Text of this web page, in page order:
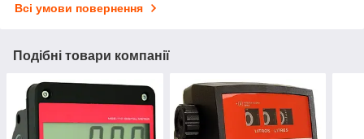
Всі умови повернення
Подібні товари компанії